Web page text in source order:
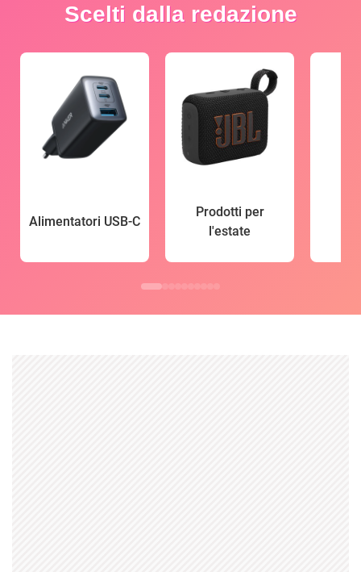
Scelti dalla redazione
Alimentatori USB-C
Prodotti per
l'estate